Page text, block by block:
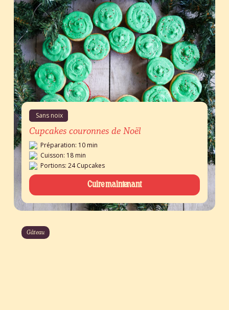
Sans noix
Cupcakes couronnes de Noël
Préparation: 10 min
Cuisson: 18 min
Portions: 24 Cupcakes
Cuire maintenant
Gâteau